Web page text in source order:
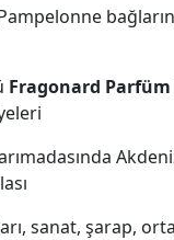
Fragonard Parfüm
sanat, şarap,